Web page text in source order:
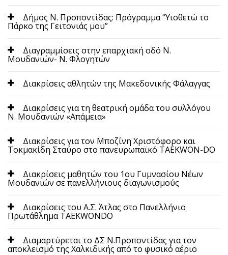
Δήμος Ν. Προποντίδας: Πρόγραμμα “Υιοθετώ το
Πάρκο της Γειτονιάς μου”
Διαγραμμίσεις στην επαρχιακή οδό Ν.
Μουδανιών- Ν. Φλογητών
Διακρίσεις αθλητών της Μακεδονικής Φάλαγγας
Διακρίσεις για τη θεατρική ομάδα του συλλόγου
Ν. Μουδανιών «Απάμεια»
Διακρίσεις για τον Μποζίνη Χριστόφορο και
Τοκμακίδη Σταύρο στο πανευρωπαϊκό TAEKWON-DO
Διακρίσεις μαθητών του 1ου Γυμνασίου Νέων
Μουδανιών σε πανελλήνιους διαγωνισμούς
Διακρίσεις του Α.Σ. Άτλας στο Πανελλήνιο
Πρωτάθλημα TAEKWONDO
Διαμαρτύρεται το ΔΣ Ν.Προποντίδας για τον
αποκλεισμό της Χαλκιδικής από το φυσικό αέριο